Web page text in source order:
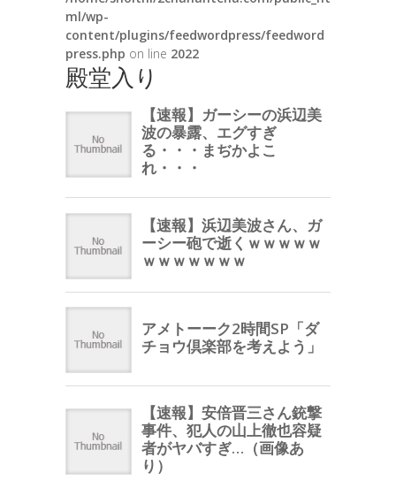
ml/wp-
content/plugins/feedwordpress/feedword
press.php on line 2022
殿堂入り